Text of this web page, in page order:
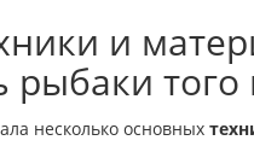
и
рыбаки
несколько основных